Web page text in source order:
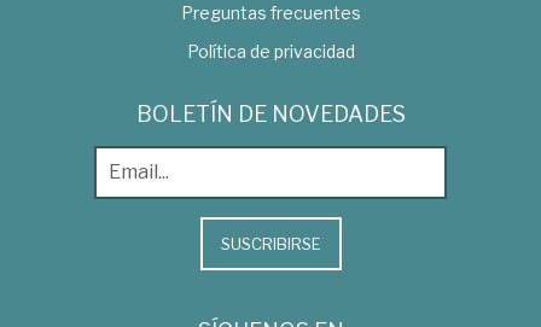
Preguntas frecuentes
Política de privacidad
BOLETÍN DE NOVEDADES
SUSCRIBIRSE